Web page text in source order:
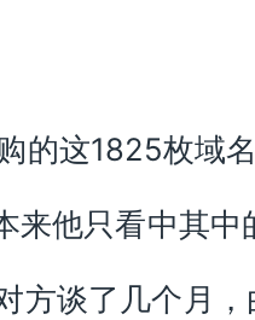
的这1825枚域
来他只看中其中
方谈了几个月